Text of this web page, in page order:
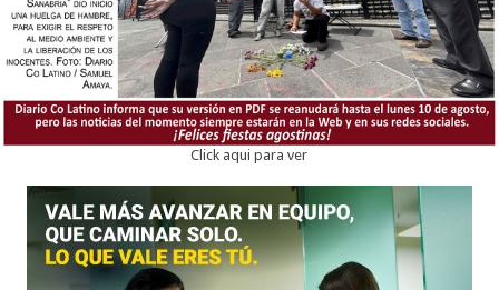
Click aqui para ver